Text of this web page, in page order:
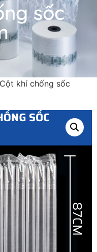
sốc
khí chống sốc